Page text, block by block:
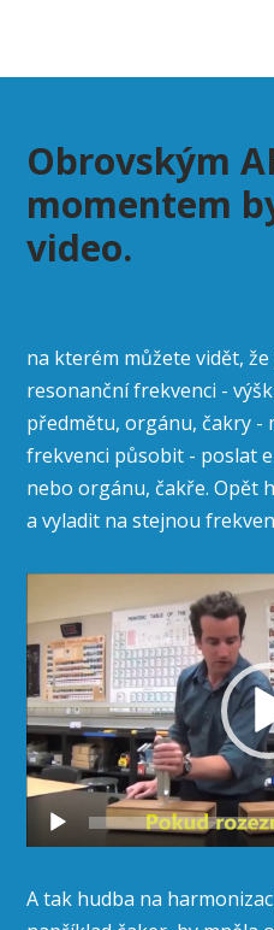
Obrovským
momentem
video.
na kterém můžete vidět,
resonanční frekvenci -
předmětu, orgánu, čakry -
frekvenci působit - poslat
nebo orgánu, čakře. Opět
a vyladit na stejnou
přehrávač
A tak hudba na